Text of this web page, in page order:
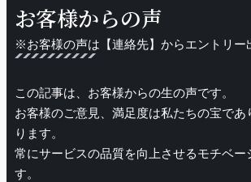
お客様からの声
※お客様の声は【連絡先】からエントリー
この記事は、お客様からの生の声です。
お客様のご意見、満足度は私たちの宝であ
ります。
常にサービスの品質を向上させるモチベー
す。